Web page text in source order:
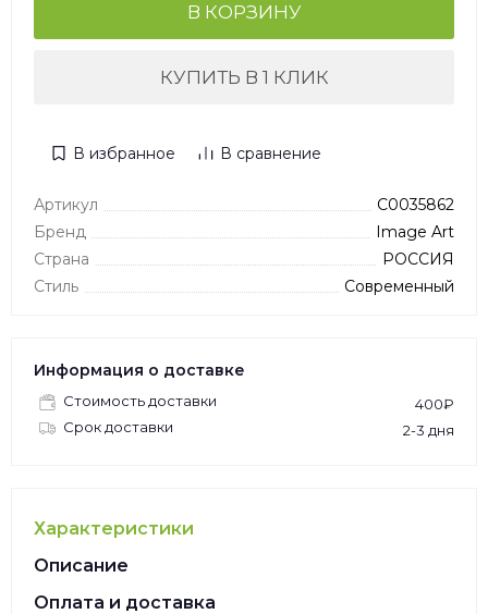
В КОРЗИНУ
КУПИТЬ В 1 КЛИК
В избранное В сравнение
Артикул
C0035862
Бренд
Image Art
Страна
РОССИЯ
Стиль
Современный
Информация о доставке
Стоимость доставки
400₽
Срок доставки
2-3 дня
Характеристики
Описание
Оплата и доставка